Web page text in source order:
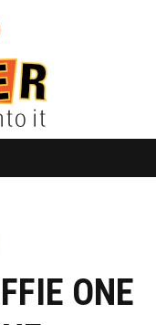
ONE